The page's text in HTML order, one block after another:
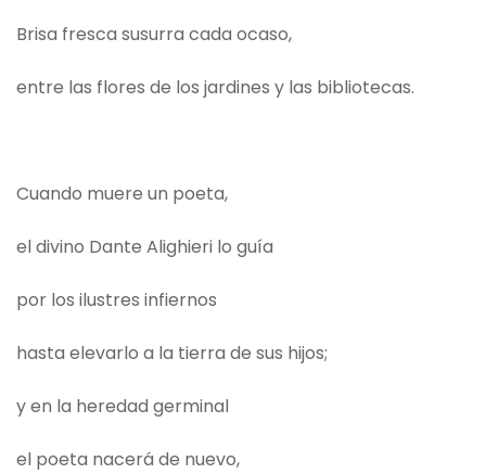
Brisa fresca susurra cada ocaso,
entre las flores de los jardines y las bibliotecas.
Cuando muere un poeta,
el divino Dante Alighieri lo guía
por los ilustres infiernos
hasta elevarlo a la tierra de sus hijos;
y en la heredad germinal
el poeta nacerá de nuevo,